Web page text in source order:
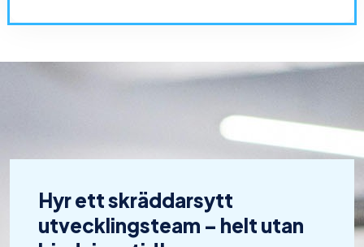
Hyr ett skräddarsytt
utvecklingsteam – helt utan